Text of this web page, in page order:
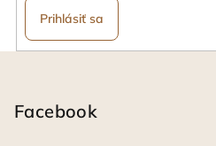
Prihlásiť sa
Facebook